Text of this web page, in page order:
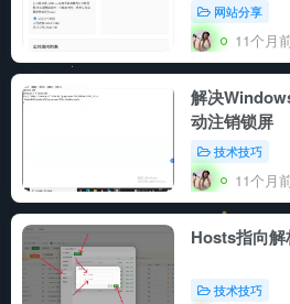
网站分享
11个月
解决
动注销锁屏
技术技巧
11个月
Hosts指向
技术技巧